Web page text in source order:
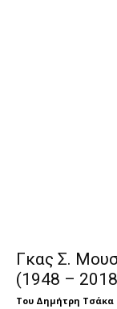
Γκας Σ.
(1948 –
Του Δημήτρη Τσάκα